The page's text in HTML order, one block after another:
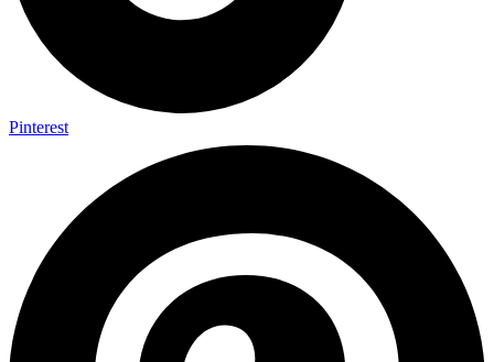
Pinterest